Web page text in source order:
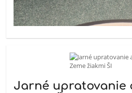
Jarné upratovanie